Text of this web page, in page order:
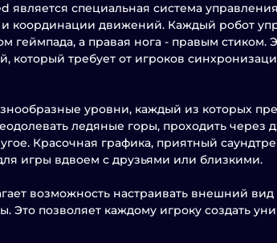
является специальная система
и координации движений. Каждый робот
геймпада, а правая нога - правым стиком.
который требует от игроков
уровни, каждый из которых
ледяные горы, проходить через
Красочная графика, приятный
игры вдвоем с друзьями или близкими.
возможность настраивать внешний
Это позволяет каждому игроку создать